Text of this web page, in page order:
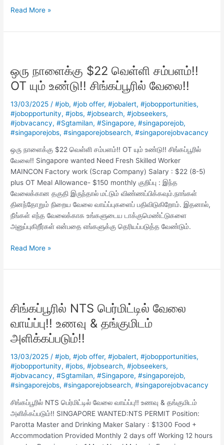
Read More »
ஒரு நாளைக்கு $22 வெள்ளி சம்பளம்!!
OT யும் உண்டு!! சிங்கப்பூரில் வேலை!!
13/03/2025 /#job,#job offer,#jobalert,#jobopportunities,
#jobopportunity,#jobs,#jobsearch,#jobseekers,
#jobvacancy,#Sgtamilan,#Singapore,#singaporejob,
#singaporejobs,#singaporejobsearch,#singaporejobvacancy
ஒரு நாளைக்கு $22 வெள்ளி சம்பளம்!! OT யும் உண்டு!! சிங்கப்பூரில்
வேலை!! Singapore wanted Need Fresh Skilled Worker
MAINCON Factory work (Scrap Company) Salary : $22 (8-5)
plus OT Meal Allowance- $150 monthly குறிப்பு : இந்த
வேலைக்கான தகுதி இருந்தால் மட்டும் விண்ணப்பிக்கவும்.நாங்கள்
தினந்தோறும் நிறைய வேலை வாய்ப்புகளைப் பதிவிடுகிறோம். இதனால்,
நீங்கள் எந்த வேலைக்காக உங்களுடைய டாக்குமெண்ட்டுகளை
அனுப்புகிறீர்கள் என்பதை எங்களுக்கு தெரியப்படுத்த வேண்டும்.
$22
வெள்ளி
சம்பளம்!!
OT
யும்
உண்டு!!
சிங்கப்பூரில்
Read More »
சிங்கப்பூரில் NTS பெர்மிட்டில் வேலை
வாய்ப்பு!! உணவு & தங்குமிடம்
அளிக்கப்படும்!!
13/03/2025 /#job,#job offer,#jobalert,#jobopportunities,
#jobopportunity,#jobs,#jobsearch,#jobseekers,
#jobvacancy,#Sgtamilan,#Singapore,#singaporejob,
#singaporejobs,#singaporejobsearch,#singaporejobvacancy
சிங்கப்பூரில் NTS பெர்மிட்டில் வேலை வாய்ப்பு!! உணவு & தங்குமிடம்
அளிக்கப்படும்!! SINGAPORE WANTED:NTS PERMIT Position:
Parotta Master and Drinking Maker Salary : $1300 Food +
Accommodation Provided Monthly 2 days off Working 12 hours
பெர்மிட்டில்
வேலை
வாய்ப்பு!!
உணவு
தங்குமிடம்
அளிக்கப்படும்!!